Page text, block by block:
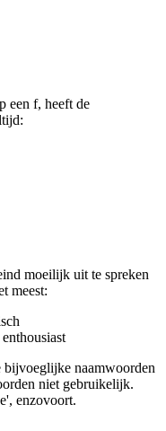
een f, heeft de
moeilijk uit te spreken
meest:
bijvoeglijke naamwoorden
niet gebruikelijk.
enzovoort.